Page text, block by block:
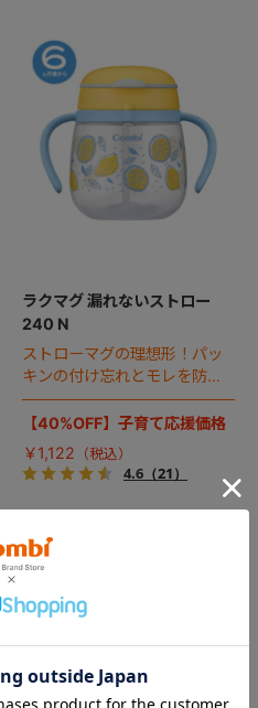
ラクマグ 漏れないストロー
240 N
ストローマグの理想形！パッ
キンの付け忘れとモレを防
ぐ、パーツ一体形状を採用。※
新パッケージ対応品
【40%OFF】子育て応援価格
￥1,122
4.6（21）